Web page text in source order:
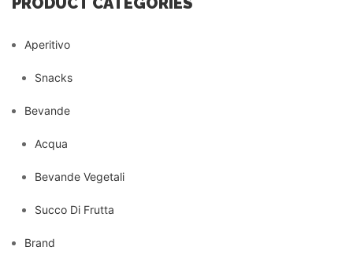
Aperitivo
Snacks
Bevande
Acqua
Bevande Vegetali
Succo Di Frutta
Brand